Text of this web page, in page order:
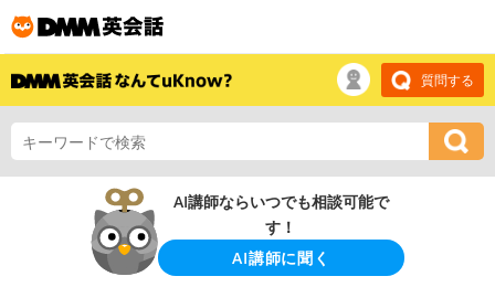
質問する
AI講師ならいつでも相談可能で
す！
AI講師に聞く